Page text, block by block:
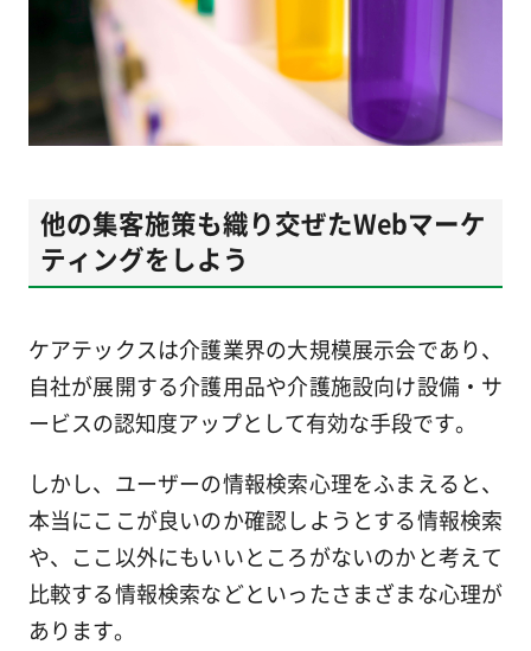
他の集客施策も織り交ぜたWebマーケ
ティングをしよう
ケアテックスは介護業界の大規模展示会であり、
自社が展開する介護用品や介護施設向け設備・サ
ービスの認知度アップとして有効な手段です。
しかし、ユーザーの情報検索心理をふまえると、
本当にここが良いのか確認しようとする情報検索
や、ここ以外にもいいところがないのかと考えて
比較する情報検索などといったさまざまな心理が
あります。